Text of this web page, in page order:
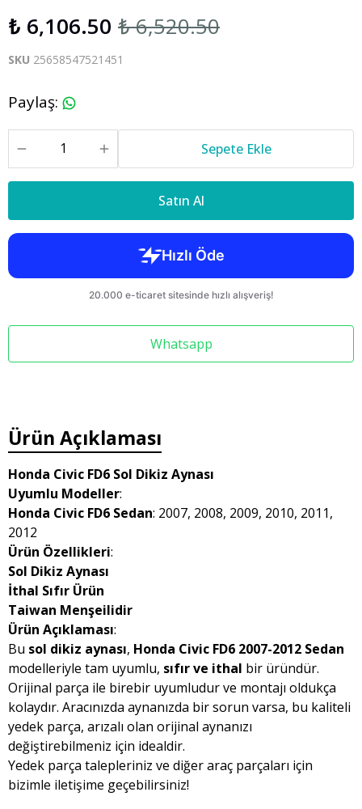
₺ 6,106.50 ₺ 6,520.50
SKU 25658547521451
Paylaş:
Sepete Ekle
Satın Al
Whatsapp
Ürün Açıklaması
Honda Civic FD6 Sol Dikiz Aynası
Uyumlu Modeller:
Honda Civic FD6 Sedan: 2007, 2008, 2009, 2010, 2011,
2012
Ürün Özellikleri:
Sol Dikiz Aynası
İthal Sıfır Ürün
Taiwan Menşeilidir
Ürün Açıklaması:
Bu sol dikiz aynası, Honda Civic FD6 2007-2012 Sedan
modelleriyle tam uyumlu, sıfır ve ithal bir üründür.
Orijinal parça ile birebir uyumludur ve montajı oldukça
kolaydır. Aracınızda aynanızda bir sorun varsa, bu kaliteli
yedek parça, arızalı olan orijinal aynanızı
değiştirebilmeniz için idealdir.
Yedek parça talepleriniz ve diğer araç parçaları için
bizimle iletişime geçebilirsiniz!